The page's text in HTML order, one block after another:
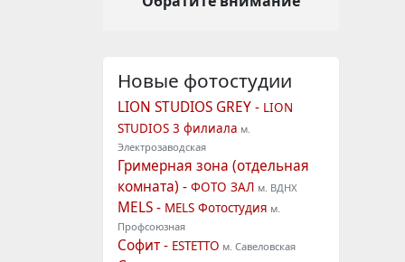
Новые фотостудии
LION STUDIOS GREY - LION
STUDIOS 3 филиала м.
Электрозаводская
Гримерная зона (отдельная
комната) - ФОТО ЗАЛ м. ВДНХ
MELS - MELS Фотостудия м.
Профсоюзная
Софит - ESTETTO м. Савеловская